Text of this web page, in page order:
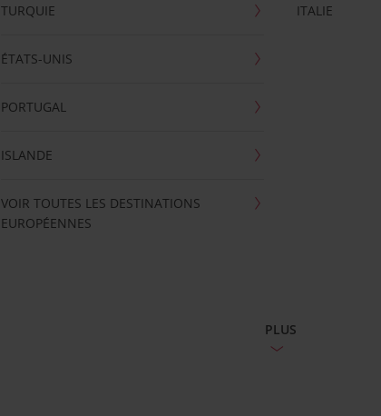
TURQUIE
ÉTATS-UNIS
PORTUGAL
ISLANDE
VOIR TOUTES LES DESTINATIONS
EUROPÉENNES
ITALIE
PLUS